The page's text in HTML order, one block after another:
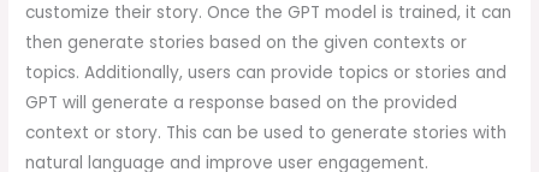
customize their story. Once the GPT model is trained, it can
then generate stories based on the given contexts or
topics. Additionally, users can provide topics or stories and
GPT will generate a response based on the provided
context or story. This can be used to generate stories with
natural language and improve user engagement.